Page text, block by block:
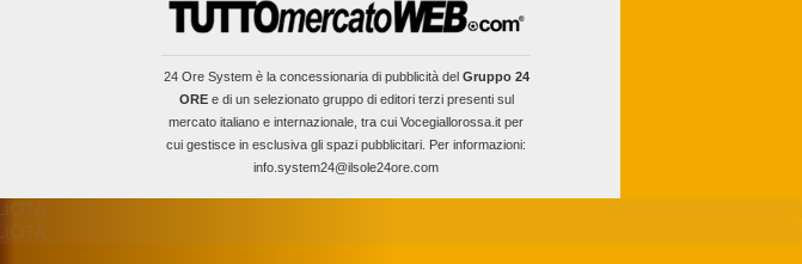
24 Ore Systemè la concessionaria di pubblicità del Gruppo 24
OREe di un selezionato gruppo di editori terzi presenti sul
mercato italiano e internazionale, tra cui Vocegiallorossa.it per
cui gestisce in esclusiva gli spazi pubblicitari. Per informazioni:
info.system24@ilsole24ore.com